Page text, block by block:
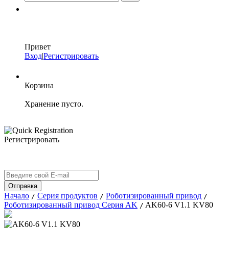
Привет
Вход|Регистрировать
Корзина
Хранение пусто.
Регистрировать
Начало / Серия продуктов / Роботизированный привод /
Роботизированный привод Серия AK / AK60-6 V1.1 KV80